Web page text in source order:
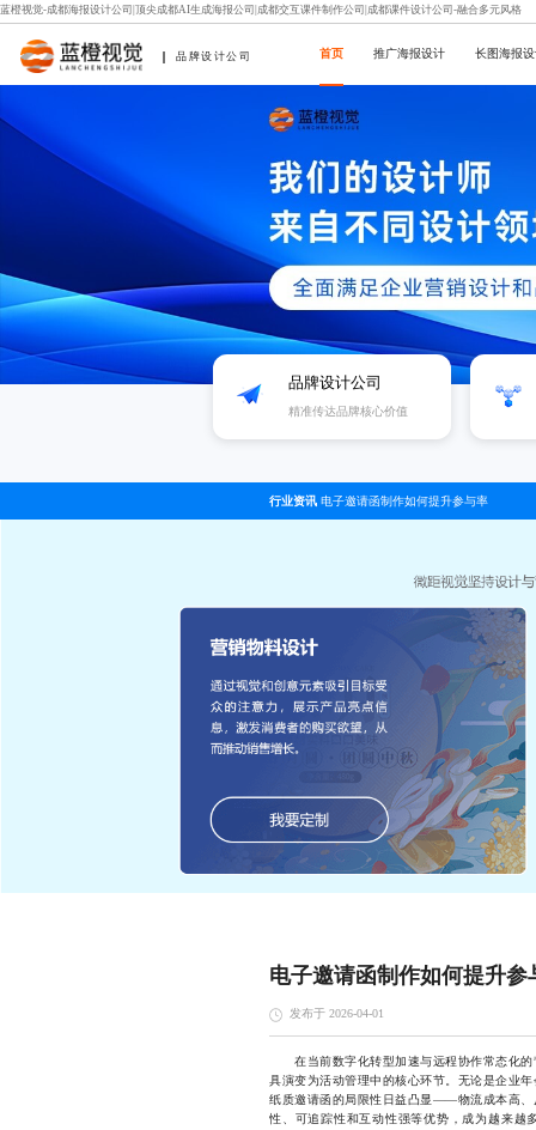
蓝橙视觉-成都海报设计公司|顶尖成都AI生成海报公司|成都交互课件制作公司|成都课件设计公司-融合多元风格
品牌设计公司 首页 推广海报设计 长图海报
品牌设计公司
精准传达品牌核心价值
行业资讯 电子邀请函制作如何提升参与率
电子邀请函制作如何提升参
发布于 2026-04-01
在当前数字化转型加速与远程协作常态化的
具演变为活动管理中的核心环节。无论是企业
纸质邀请函的局限性日益凸显——物流成本高、
性、可追踪性和互动性强等优势，成为越来越